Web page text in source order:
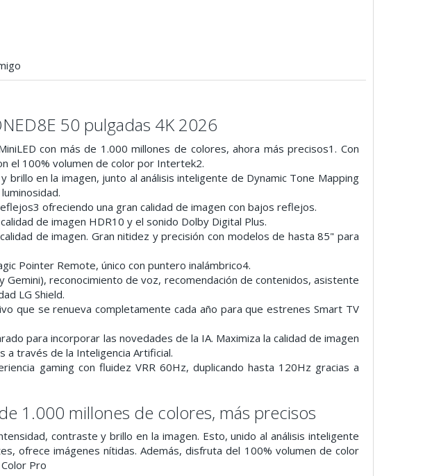
50 pulgadas 4K 2026
con más de 1.000 millones de colores, ahora más precisos1. Con
el 100% volumen de color por Intertek2.
brillo en la imagen, junto al análisis inteligente de Dynamic Tone Mapping
ofreciendo una gran calidad de imagen con bajos reflejos.
de imagen HDR10 y el sonido Dolby Digital Plus.
de imagen. Gran nitidez y precisión con modelos de hasta 85" para
Pointer Remote, único con puntero inalámbrico4.
reconocimiento de voz, recomendación de contenidos, asistente
LG Shield.
que se renueva completamente cada año para que estrenes Smart TV
para incorporar las novedades de la IA. Maximiza la calidad de imagen
a través de la Inteligencia Artificial.
gaming con fluidez VRR 60Hz, duplicando hasta 120Hz gracias a
1.000 millones de colores, más precisos
contraste y brillo en la imagen. Esto, unido al análisis inteligente
ofrece imágenes nítidas. Además, disfruta del 100% volumen de color
Pro